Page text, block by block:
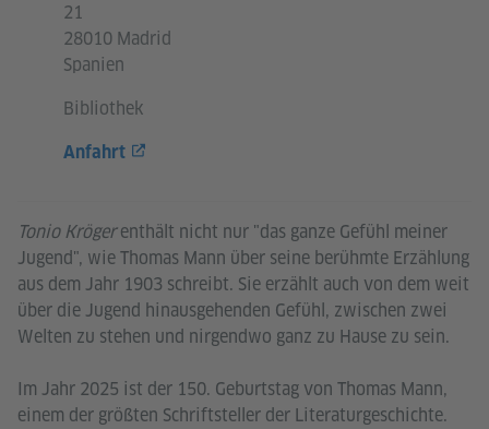
Tonio Krögerenthält nicht nur "das ganze Gefühl meiner
Jugend", wie Thomas Mann über seine berühmte Erzählung
aus dem Jahr 1903 schreibt. Sie erzählt auch von dem weit
über die Jugend hinausgehenden Gefühl, zwischen zwei
Welten zu stehen und nirgendwo ganz zu Hause zu sein.
Im Jahr 2025 ist der 150. Geburtstag von Thomas Mann,
einem der größten Schriftsteller der Literaturgeschichte.
21
28010 Madrid
Spanien
Bibliothek
Anfahrt